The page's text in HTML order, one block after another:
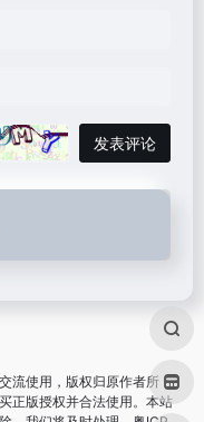
发表评论
流使用，版权归原作者所
正版授权并合法使用。本站